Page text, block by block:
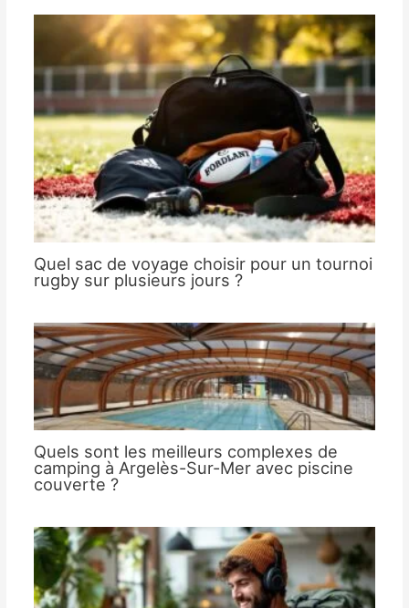
Quel sac de voyage choisir pour un tournoi
rugby sur plusieurs jours ?
Quels sont les meilleurs complexes de
camping à Argelès-Sur-Mer avec piscine
couverte ?